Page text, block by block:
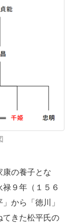
の養子とな
９年（１５６
から「徳川」
てきた松平氏の